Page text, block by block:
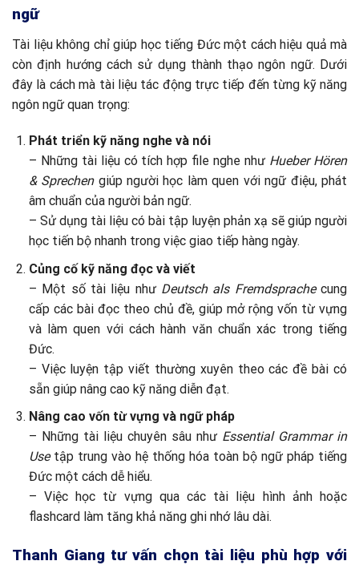
ngữ
Tài liệu không chỉ giúp học tiếng Đức một cách hiệu quả mà
còn định hướng cách sử dụng thành thạo ngôn ngữ. Dưới
đây là cách mà tài liệu tác động trực tiếp đến từng kỹ năng
ngôn ngữ quan trọng:
Phát triển kỹ năng nghe và nói
– Những tài liệu có tích hợp file nghe như Hueber Hören
& Sprechengiúp người học làm quen với ngữ điệu, phát
âm chuẩn của người bản ngữ.
– Sử dụng tài liệu có bài tập luyện phản xạ sẽ giúp người
học tiến bộ nhanh trong việc giao tiếp hàng ngày.
Củng cố kỹ năng đọc và viết
– Một số tài liệu như Deutsch als Fremdsprachecung
cấp các bài đọc theo chủ đề, giúp mở rộng vốn từ vựng
và làm quen với cách hành văn chuẩn xác trong tiếng
Đức.
– Việc luyện tập viết thường xuyên theo các đề bài có
sẵn giúp nâng cao kỹ năng diễn đạt.
Nâng cao vốn từ vựng và ngữ pháp
– Những tài liệu chuyên sâu như Essential Grammar in
Usetập trung vào hệ thống hóa toàn bộ ngữ pháp tiếng
Đức một cách dễ hiểu.
– Việc học từ vựng qua các tài liệu hình ảnh hoặc
flashcard làm tăng khả năng ghi nhớ lâu dài.
Thanh Giang tư vấn chọn tài liệu phù hợp với